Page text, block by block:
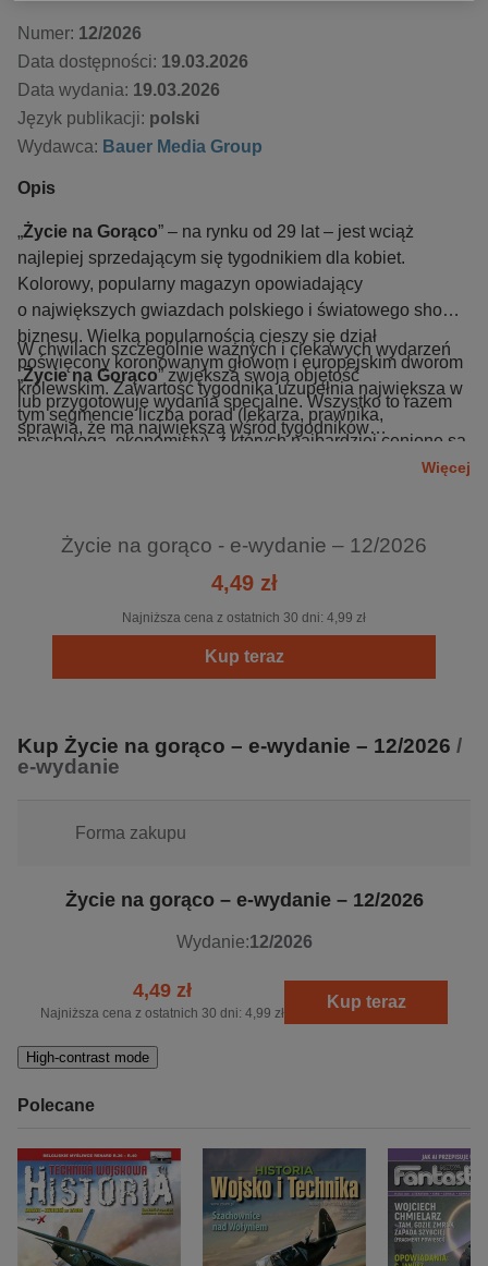
Numer: 12/2026
Data dostępności: 19.03.2026
Data wydania: 19.03.2026
Język publikacji: polski
Wydawca: Bauer Media Group
Opis
„Życie na Gorąco” – na rynku od 29 lat – jest wciąż
najlepiej sprzedającym się tygodnikiem dla kobiet.
Kolorowy, popularny magazyn opowiadający
o największych gwiazdach polskiego i światowego show-
biznesu. Wielką popularnością cieszy się dział
poświęcony koronowanym głowom i europejskim dworom
królewskim. Zawartość tygodnika uzupełnia największa w
tym segmencie liczba porad (lekarza, prawnika,
psychologa, ekonomisty), z których najbardziej cenione są
rady dotyczące zdrowia. Czytelniczki gromadzą przepisy
W chwilach szczególnie ważnych i ciekawych wydarzeń
„Życie na Gorąco” zwiększa swoją objętość
lub przygotowuje wydania specjalne. Wszystko to razem
sprawia, że ma największą wśród tygodników
Więcej
Życie na gorąco - e-wydanie – 12/2026
4,49 zł
Najniższa cena z ostatnich 30 dni: 4,99 zł
Kup teraz
Kup Życie na gorąco – e-wydanie – 12/2026 /
e-wydanie
Forma zakupu
Życie na gorąco – e-wydanie – 12/2026
Wydanie:12/2026
4,49 zł
Najniższa cena z ostatnich 30 dni: 4,99 zł
Kup teraz
High-contrast mode
Polecane